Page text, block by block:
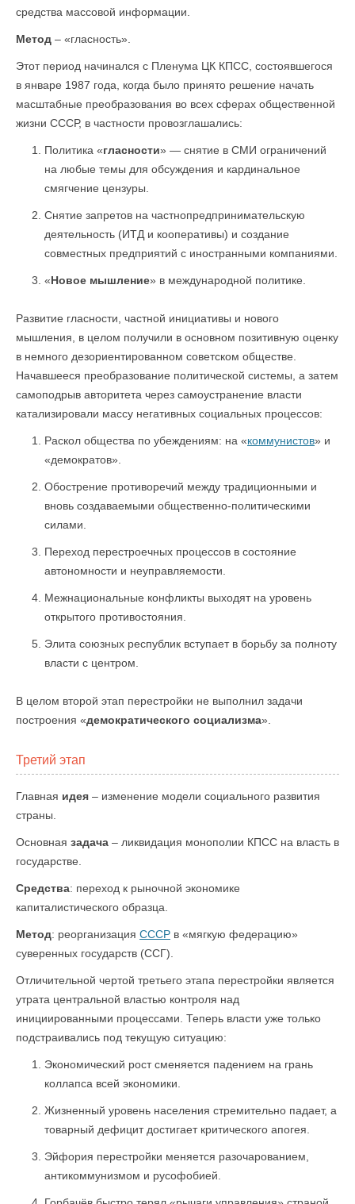
средства массовой информации.
Метод – «гласность».
Этот период начинался с Пленума ЦК КПСС, состоявшегося
в январе 1987 года, когда было принято решение начать
масштабные преобразования во всех сферах общественной
жизни СССР, в частности провозглашались:
Политика «гласности» — снятие в СМИ ограничений
на любые темы для обсуждения и кардинальное
смягчение цензуры.
Снятие запретов на частнопредпринимательскую
деятельность (ИТД и кооперативы) и создание
совместных предприятий с иностранными компаниями.
«Новое мышление» в международной политике.
Развитие гласности, частной инициативы и нового
мышления, в целом получили в основном позитивную оценку
в немного дезориентированном советском обществе.
Начавшееся преобразование политической системы, а затем
самоподрыв авторитета через самоустранение власти
катализировали массу негативных социальных процессов:
Раскол общества по убеждениям: на «коммунистов» и
«демократов».
Обострение противоречий между традиционными и
вновь создаваемыми общественно-политическими
силами.
Переход перестроечных процессов в состояние
автономности и неуправляемости.
Межнациональные конфликты выходят на уровень
открытого противостояния.
Элита союзных республик вступает в борьбу за полноту
власти с центром.
В целом второй этап перестройки не выполнил задачи
построения «демократического социализма».
Третий этап
Главная идея – изменение модели социального развития
страны.
Основная задача – ликвидация монополии КПСС на власть в
государстве.
Средства: переход к рыночной экономике
капиталистического образца.
Метод: реорганизация СССР в «мягкую федерацию»
суверенных государств (ССГ).
Отличительной чертой третьего этапа перестройки является
утрата центральной властью контроля над
инициированными процессами. Теперь власти уже только
подстраивались под текущую ситуацию:
Экономический рост сменяется падением на грань
коллапса всей экономики.
Жизненный уровень населения стремительно падает, а
товарный дефицит достигает критического апогея.
Эйфория перестройки меняется разочарованием,
антикоммунизмом и русофобией.